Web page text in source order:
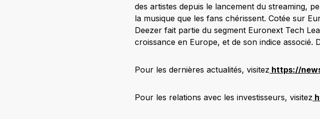
des artistes depuis le lancement du streaming,
la musique que les fans chérissent. Cotée sur
Deezer fait partie du segment Euronext Tech
croissance en Europe, et de son indice associé.
Pour les dernières actualités, visitez https://
Pour les relations avec les investisseurs, visitez